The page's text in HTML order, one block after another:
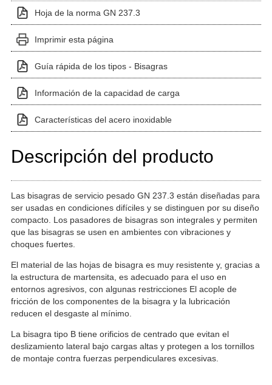
Hoja de la norma GN 237.3
Imprimir esta página
Guía rápida de los tipos - Bisagras
Información de la capacidad de carga
Características del acero inoxidable
Descripción del producto
Las bisagras de servicio pesado GN 237.3 están diseñadas para
ser usadas en condiciones difíciles y se distinguen por su diseño
compacto. Los pasadores de bisagras son integrales y permiten
que las bisagras se usen en ambientes con vibraciones y
choques fuertes.
El material de las hojas de bisagra es muy resistente y, gracias a
la estructura de martensita, es adecuado para el uso en
entornos agresivos, con algunas restricciones El acople de
fricción de los componentes de la bisagra y la lubricación
reducen el desgaste al mínimo.
La bisagra tipo B tiene orificios de centrado que evitan el
deslizamiento lateral bajo cargas altas y protegen a los tornillos
de montaje contra fuerzas perpendiculares excesivas.